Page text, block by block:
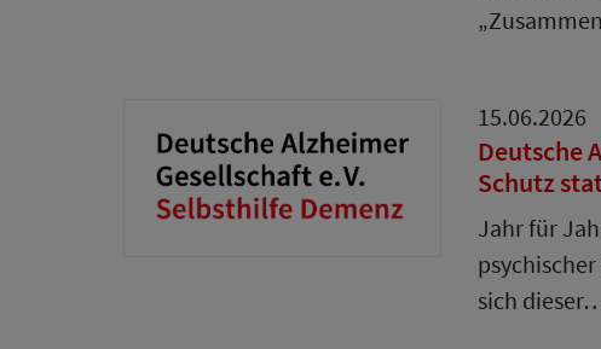
15.06.2026
Deutsche
Schutz
Jahr für
sich